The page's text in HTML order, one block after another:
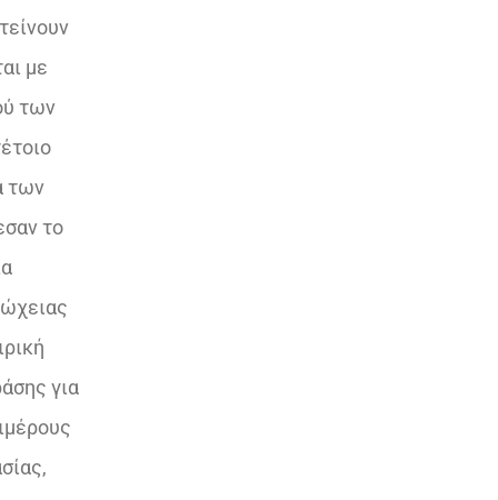
με
των
των
το
για